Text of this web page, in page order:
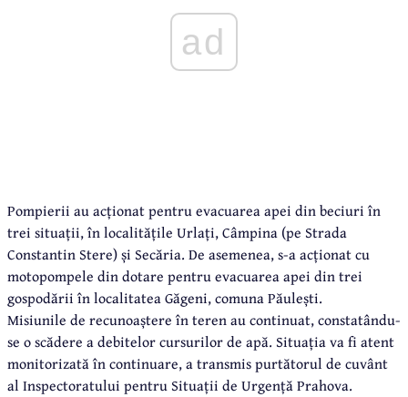
ad
Pompierii au acționat pentru evacuarea apei din beciuri în
trei situații, în localitățile Urlați, Câmpina (pe Strada
Constantin Stere) și Secăria. De asemenea, s-a acționat cu
motopompele din dotare pentru evacuarea apei din trei
gospodării în localitatea Găgeni, comuna Păulești.
Misiunile de recunoaștere în teren au continuat, constatându-
se o scădere a debitelor cursurilor de apă. Situația va fi atent
monitorizată în continuare, a transmis purtătorul de cuvânt
al Inspectoratului pentru Situații de Urgență Prahova.